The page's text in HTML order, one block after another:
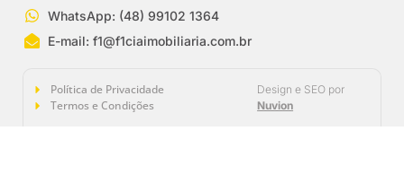
WhatsApp: (48) 99102 1364
E-mail:f1@f1ciaimobiliaria.com.br
Política de Privacidade
Termos e Condições
Design e SEO por
Nuvion